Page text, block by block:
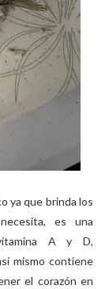
ya que brinda los
es una
A y D,
mismo contiene
el corazón en